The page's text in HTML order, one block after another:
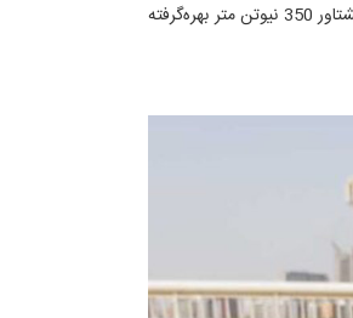
طیف متنوعی از انواع پیشرانه‌ها برای این مدل درنظر گرفته شد که قوی‌ترین آن برای مدل M از موتور 6 سیلندر خطی با حجم 3.2 لیتری و توان خروجی 325 اسب‌بخار و گشتاور 350 نیوتن متر بهره‌گرفته